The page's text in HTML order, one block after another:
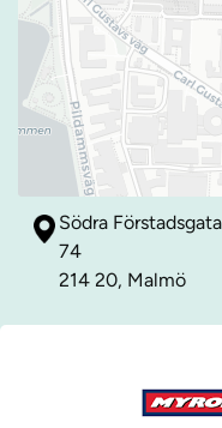
Södra
74
214 20, Malmö